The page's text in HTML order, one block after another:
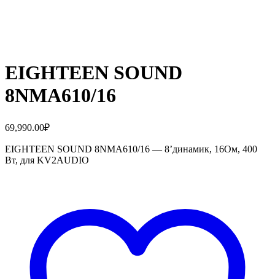
EIGHTEEN SOUND
8NMA610/16
69,990.00₽
EIGHTEEN SOUND 8NMA610/16 — 8’динамик, 16Ом, 400
Вт, для KV2AUDIO